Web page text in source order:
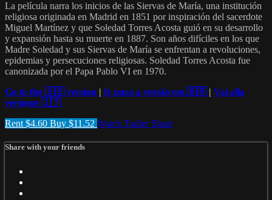
La película narra los inicios de las Siervas de María, una institución
religiosa originada en Madrid en 1851 por inspiración del sacerdote
Miguel Martínez y que Soledad Torres Acosta guió en su desarrollo
y expansión hasta su muerte en 1887. Son años difíciles en los que
Madre Soledad y sus Siervas de María se enfrentan a revoluciones,
epidemias y persecuciones religiosas. Soledad Torres Acosta fue
canonizada por el Papa Pablo VI en 1970.
Go to the 🇺🇸 version | Ir para a versão em 🇧🇷| Vai alla
versione 🇮🇹
Rent $4.60 Buy $11.52 Watch Trailer Share
Share with your friends